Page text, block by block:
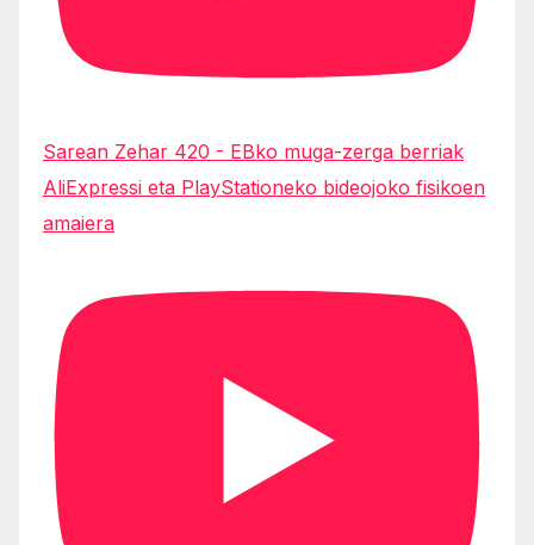
Sarean Zehar 420 - EBko muga-zerga berriak
AliExpressi eta PlayStationeko bideojoko fisikoen
amaiera